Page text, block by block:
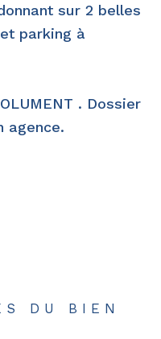
sur 2 belles
parking à
. Dossier
agence.
DU BIEN